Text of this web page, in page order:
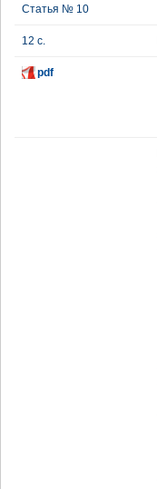
Статья № 10
12 с.
pdf